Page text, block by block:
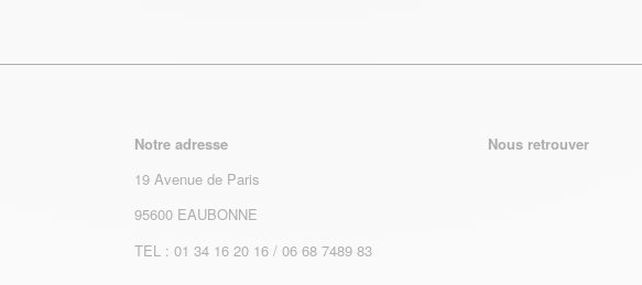
Notre adresse
19 Avenue de Paris
95600 EAUBONNE
TEL : 01 34 16 20 16 / 06 68 7489 83
Nous retrouver